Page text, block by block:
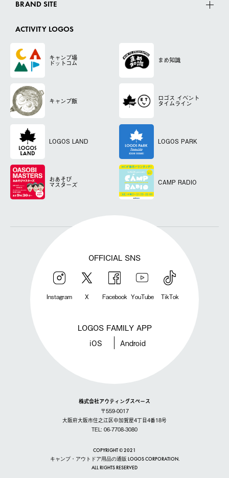
BRAND SITE
ACTIVITY LOGOS
キャンプ場
ドットコム まめ知識
キャンプ飯 ロゴス イベント
タイムライン
LOGOS LAND LOGOS PARK
おあそび
マスターズ CAMP RADIO
OFFICIAL SNS
Instagram X Facebook YouTube TikTok
LOGOS FAMILY APP
iOS Android
株式会社アウティングスペース
〒559-0017
大阪府大阪市住之江区中加賀屋4丁目4番18号
TEL: 06-7708-3080
COPYRIGHT © 2021
キャンプ・アウトドア用品の通販 LOGOS CORPORATION.
ALL RIGHTS RESERVED